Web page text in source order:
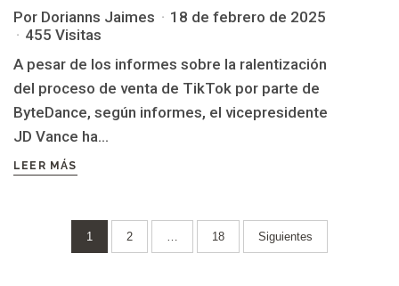
Por Dorianns Jaimes
18 de febrero de 2025
455 Visitas
A pesar de los informes sobre la ralentización
del proceso de venta de TikTok por parte de
ByteDance, según informes, el vicepresidente
JD Vance ha...
LEER MÁS
Paginación
1 2 18 Siguientes